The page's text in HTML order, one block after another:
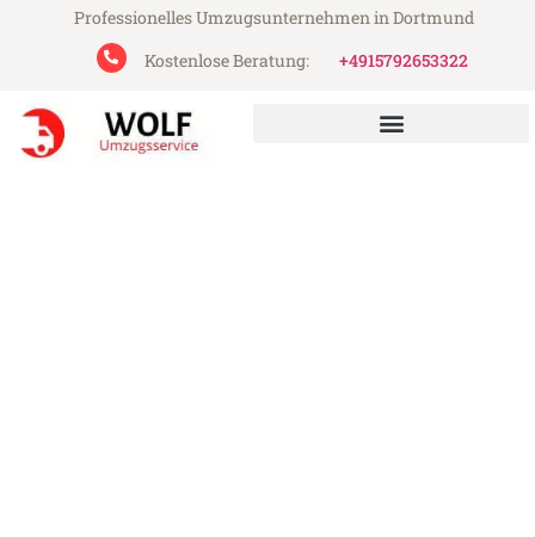
Professionelles Umzugsunternehmen in Dortmund
Kostenlose Beratung:
+4915792653322